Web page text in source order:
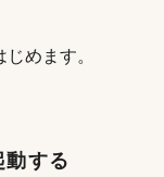
めます。
する